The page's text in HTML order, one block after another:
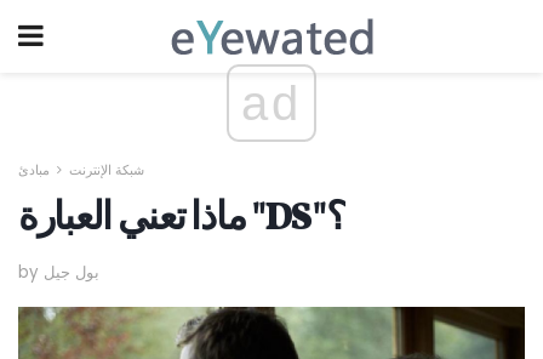
ad
شبكة الإنترنت مبادئ
ماذا تعني العبارة "DS"؟
by بول جيل